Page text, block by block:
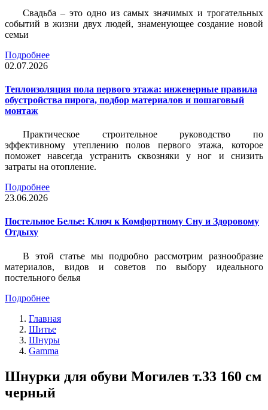
Свадьба – это одно из самых значимых и трогательных
событий в жизни двух людей, знаменующее создание новой
семьи
Подробнее
02.07.2026
Теплоизоляция пола первого этажа: инженерные правила
обустройства пирога, подбор материалов и пошаговый
монтаж
Практическое строительное руководство по
эффективному утеплению полов первого этажа, которое
поможет навсегда устранить сквозняки у ног и снизить
затраты на отопление.
Подробнее
23.06.2026
Постельное Белье: Ключ к Комфортному Сну и Здоровому
Отдыху
В этой статье мы подробно рассмотрим разнообразие
материалов, видов и советов по выбору идеального
постельного белья
Подробнее
Главная
Шитье
Шнуры
Gamma
Шнурки для обуви Могилев т.33 160 см
черный